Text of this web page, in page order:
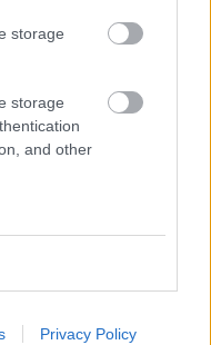
storage
storage
and other
Privacy Policy
tó partján